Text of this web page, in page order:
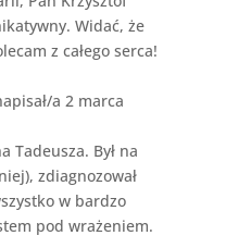
Widać, że
z całego serca!
a 2 marca
Tadeusza. Był na
zdiagnozował
w bardzo
pod wrażeniem.